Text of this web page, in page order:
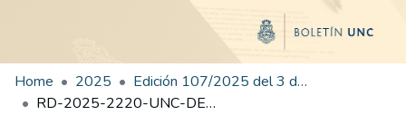
Home 2025
Edición 107/2025 del 3 de diciembre de 2025
RD-2025-2220-UNC-DEC#FCQ